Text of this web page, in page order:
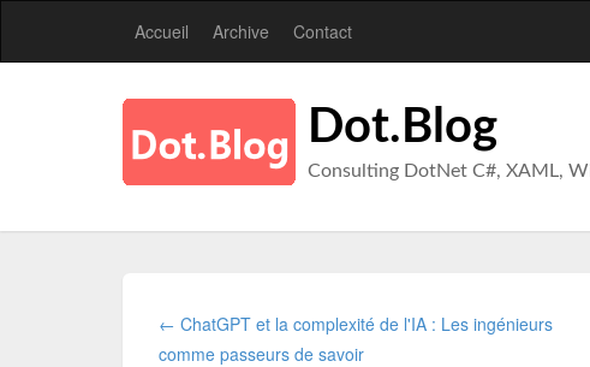
Accueil Archive Contact
Dot.Blog
Consulting DotNet C#, XAML,
← ChatGPT et la complexité de l'IA : Les ingénieurs
comme passeurs de savoir